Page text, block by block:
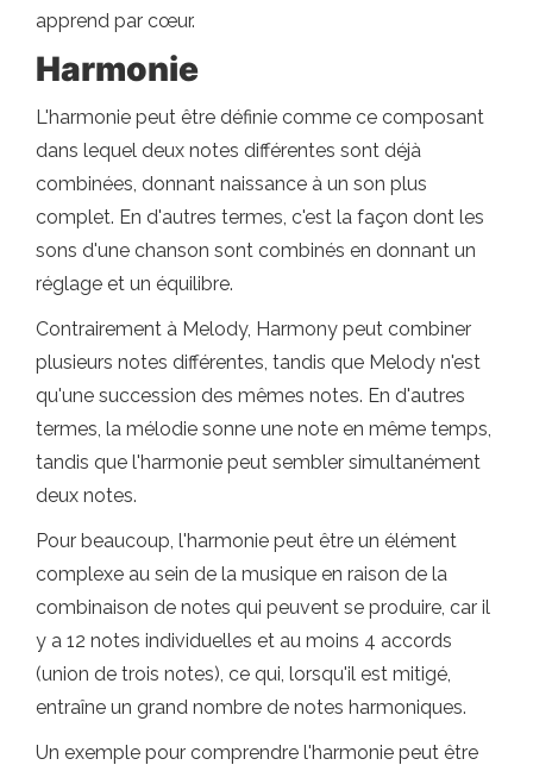
apprend par cœur.
Harmonie
L'harmonie peut être définie comme ce composant
dans lequel deux notes différentes sont déjà
combinées, donnant naissance à un son plus
complet. En d'autres termes, c'est la façon dont les
sons d'une chanson sont combinés en donnant un
réglage et un équilibre.
Contrairement à Melody, Harmony peut combiner
plusieurs notes différentes, tandis que Melody n'est
qu'une succession des mêmes notes. En d'autres
termes, la mélodie sonne une note en même temps,
tandis que l'harmonie peut sembler simultanément
deux notes.
Pour beaucoup, l'harmonie peut être un élément
complexe au sein de la musique en raison de la
combinaison de notes qui peuvent se produire, car il
y a 12 notes individuelles et au moins 4 accords
(union de trois notes), ce qui, lorsqu'il est mitigé,
entraîne un grand nombre de notes harmoniques.
Un exemple pour comprendre l'harmonie peut être